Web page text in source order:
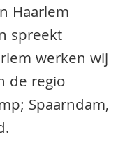
Haarlem
spreekt
werken wij
de regio
Spaarndam,